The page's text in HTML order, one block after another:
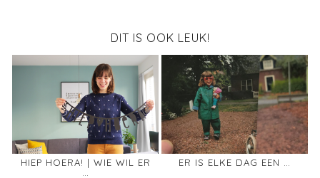
DIT IS OOK LEUK!
HIEP HOERA! | WIE WIL ER
ER IS ELKE DAG EEN …